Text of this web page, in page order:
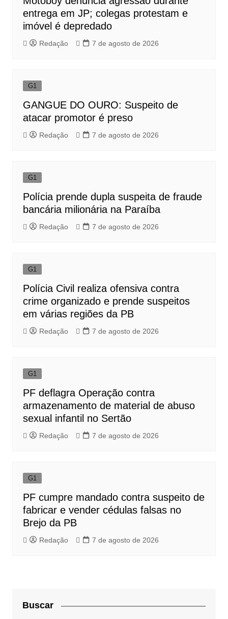
entrega em JP; colegas protestam e
imóvel é depredado
Redação 7 de agosto de 2026
G1
GANGUE DO OURO: Suspeito de
atacar promotor é preso
Redação 7 de agosto de 2026
G1
Polícia prende dupla suspeita de fraude
bancária milionária na Paraíba
Redação 7 de agosto de 2026
G1
Polícia Civil realiza ofensiva contra
crime organizado e prende suspeitos
em várias regiões da PB
Redação 7 de agosto de 2026
G1
PF deflagra Operação contra
armazenamento de material de abuso
sexual infantil no Sertão
Redação 7 de agosto de 2026
G1
PF cumpre mandado contra suspeito de
fabricar e vender cédulas falsas no
Brejo da PB
Redação 7 de agosto de 2026
Buscar